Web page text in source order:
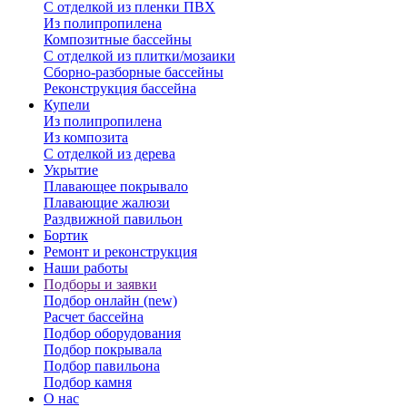
С отделкой из пленки ПВХ
Из полипропилена
Композитные бассейны
С отделкой из плитки/мозаики
Сборно-разборные бассейны
Реконструкция бассейна
Купели
Из полипропилена
Из композита
С отделкой из дерева
Укрытие
Плавающее покрывало
Плавающие жалюзи
Раздвижной павильон
Бортик
Ремонт и реконструкция
Наши работы
Подборы и заявки
Подбор онлайн (new)
Расчет бассейна
Подбор оборудования
Подбор покрывала
Подбор павильона
Подбор камня
О нас